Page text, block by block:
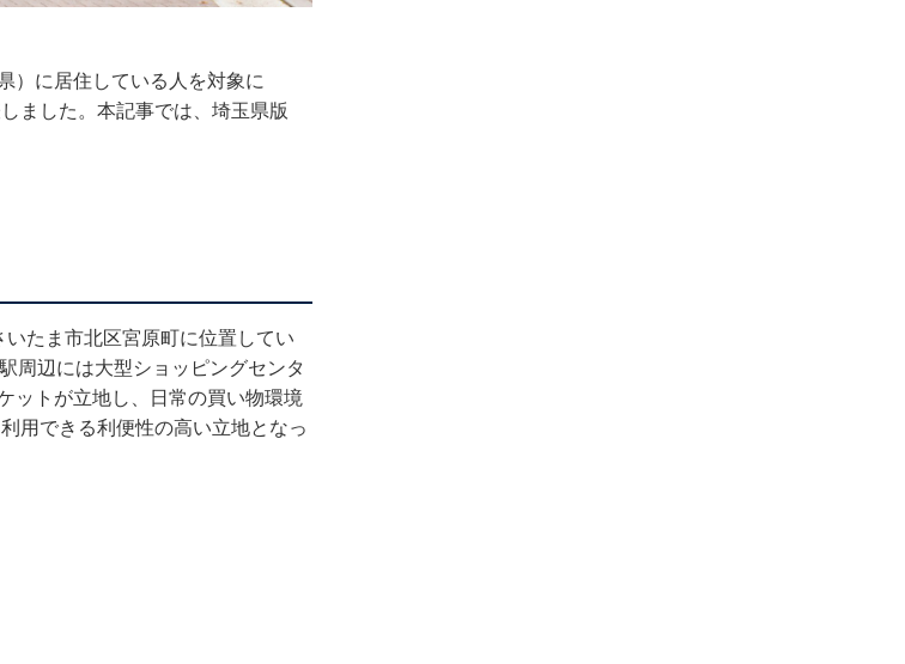
）に居住している人を対象に
ました。本記事では、埼玉県版
たま市北区宮原町に位置してい
周辺には大型ショッピングセンタ
ットが立地し、日常の買い物環境
用できる利便性の高い立地となっ